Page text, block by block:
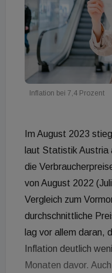
Inflation bei 7,4 Prozent
Im August 2023
laut Statistik Austria
die
von August 2022
Vergleich zum
durchschnittliche
lag vor allem daran,
Inflation deutlich
Monaten davor.